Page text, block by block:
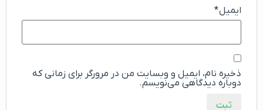
ایمیل*
ذخیره نام، ایمیل و وبسایت من در مرورگر برای زمانی که
دوباره دیدگاهی می‌نویسم.